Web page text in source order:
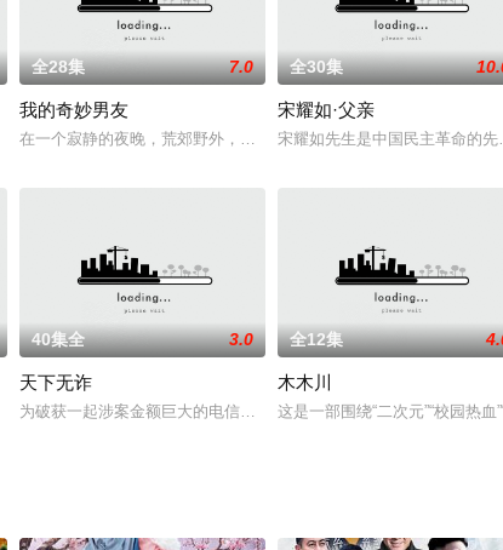
玄幻剧，故事讲述王子武庚拥有神族和人族的双重血脉，天资不凡，
寄生在了娱乐大亨詹士邦（张何昊臻饰）的身上，而詹士邦因平时花
全28集 7.0
我的奇妙男友
在一个寂静的夜晚，荒郊野外，娱乐圈二线女星田净植（吴倩 饰）
全30集
宋耀如·父亲
宋耀如先生是中国民主革命的
平凡的人生轨迹
重回战乱前，刺杀叛臣陆远潼止战保苍生，与算无遗策的“奸臣”冯夕生
40集全 3.0
天下无诈
为破获一起涉案金额巨大的电信诈骗案件，原刑警队副队长邝钟临
全12集
木木川
这是一部围绕“二次元”“校园热血